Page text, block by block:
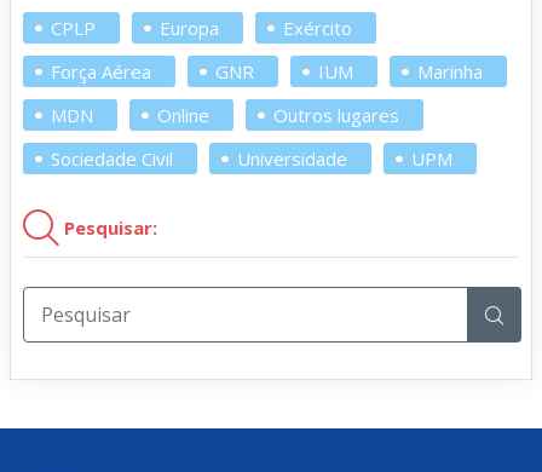
CPLP Europa
Exército
Força Aérea
GNR IUM
Marinha
MDN
Online
Outros lugares
Sociedade Civil
Universidade UPM
Pesquisar: